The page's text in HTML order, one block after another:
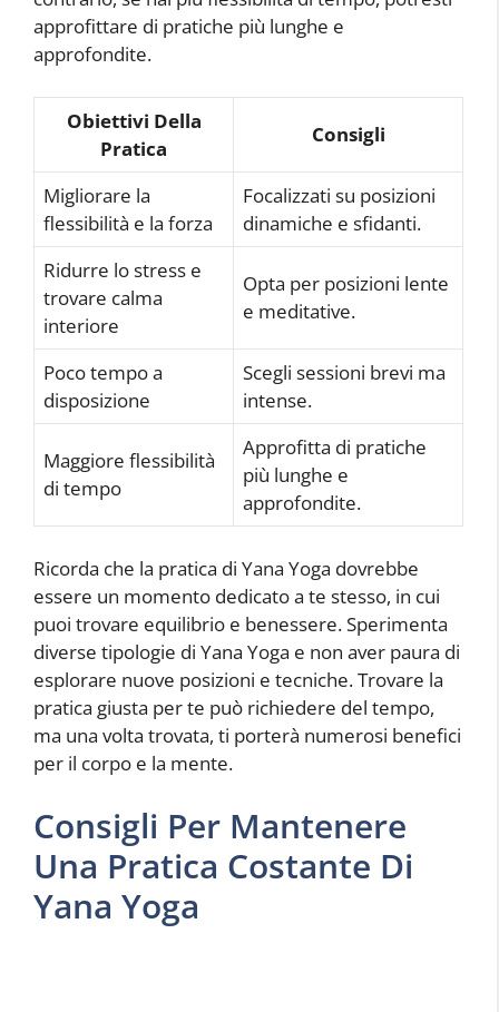
approfittare di pratiche più lunghe e
approfondite.
Obiettivi Della
Pratica
Consigli
Migliorare la
flessibilità e la forza
Focalizzati su posizioni
dinamiche e sfidanti.
Ridurre lo stress e
trovare calma
interiore
Opta per posizioni lente
e meditative.
Poco tempo a
disposizione
Scegli sessioni brevi ma
intense.
Maggiore flessibilità
di tempo
Approfitta di pratiche
più lunghe e
approfondite.
Ricorda che la pratica di Yana Yoga dovrebbe
essere un momento dedicato a te stesso, in cui
puoi trovare equilibrio e benessere. Sperimenta
diverse tipologie di Yana Yoga e non aver paura di
esplorare nuove posizioni e tecniche. Trovare la
pratica giusta per te può richiedere del tempo,
ma una volta trovata, ti porterà numerosi benefici
per il corpo e la mente.
Consigli Per Mantenere
Una Pratica Costante Di
Yana Yoga